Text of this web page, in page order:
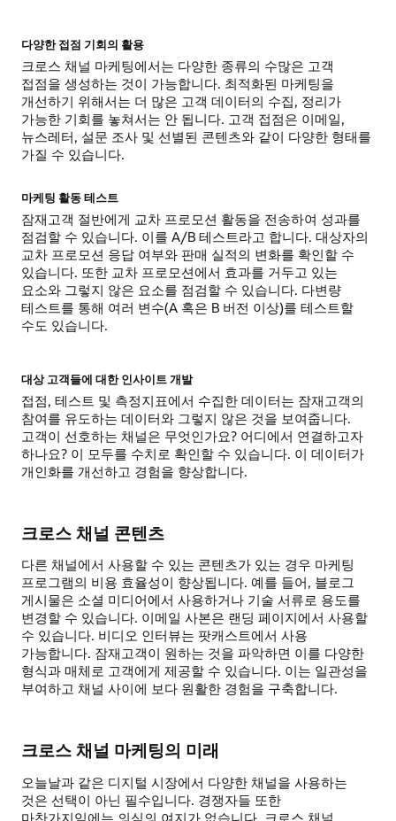
다양한 접점 기회의 활용
크로스 채널 마케팅에서는 다양한 종류의 수많은 고객
접점을 생성하는 것이 가능합니다. 최적화된 마케팅을
개선하기 위해서는 더 많은 고객 데이터의 수집, 정리가
가능한 기회를 놓쳐서는 안 됩니다. 고객 접점은 이메일,
뉴스레터, 설문 조사 및 선별된 콘텐츠와 같이 다양한 형태를
가질 수 있습니다.
마케팅 활동 테스트
잠재고객 절반에게 교차 프로모션 활동을 전송하여 성과를
점검할 수 있습니다. 이를 A/B 테스트라고 합니다. 대상자의
교차 프로모션 응답 여부와 판매 실적의 변화를 확인할 수
있습니다. 또한 교차 프로모션에서 효과를 거두고 있는
요소와 그렇지 않은 요소를 점검할 수 있습니다. 다변량
테스트를 통해 여러 변수(A 혹은 B 버전 이상)를 테스트할
수도 있습니다.
대상 고객들에 대한 인사이트 개발
접점, 테스트 및 측정지표에서 수집한 데이터는 잠재고객의
참여를 유도하는 데이터와 그렇지 않은 것을 보여줍니다.
고객이 선호하는 채널은 무엇인가요? 어디에서 연결하고자
하나요? 이 모두를 수치로 확인할 수 있습니다. 이 데이터가
개인화를 개선하고 경험을 향상합니다.
크로스 채널 콘텐츠
다른 채널에서 사용할 수 있는 콘텐츠가 있는 경우 마케팅
프로그램의 비용 효율성이 향상됩니다. 예를 들어, 블로그
게시물은 소셜 미디어에서 사용하거나 기술 서류로 용도를
변경할 수 있습니다. 이메일 사본은 랜딩 페이지에서 사용할
수 있습니다. 비디오 인터뷰는 팟캐스트에서 사용
가능합니다. 잠재고객이 원하는 것을 파악하면 이를 다양한
형식과 매체로 고객에게 제공할 수 있습니다. 이는 일관성을
부여하고 채널 사이에 보다 원활한 경험을 구축합니다.
크로스 채널 마케팅의 미래
오늘날과 같은 디지털 시장에서 다양한 채널을 사용하는
것은 선택이 아닌 필수입니다. 경쟁자들 또한
마찬가지임에는 의심의 여지가 없습니다. 크로스 채널